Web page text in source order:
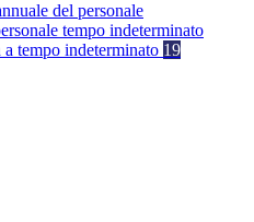
del personale
tempo indeterminato
a tempo indeterminato 19